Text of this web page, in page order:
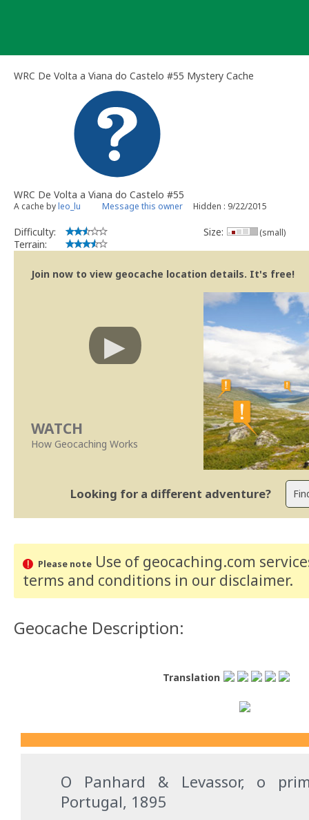
WRC De Volta a Viana do Castelo #55 Mystery Cache
WRC De Volta a Viana do Castelo #55
A cache byleo_lu Message this owner Hidden : 9/22/2015
Difficulty:
Terrain:
Size: (small)
Join now to view geocache location details. It's free!
WATCH
How Geocaching Works
Looking for a different adventure?
Please noteUse of geocaching.com
terms and conditions in our disclaimer.
Geocache Description:
Translation
O Panhard & Levassor, o
Portugal, 1895